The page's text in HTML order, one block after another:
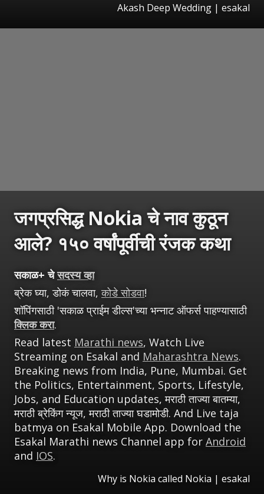
Akash Deep Wedding | esakal
जगप्रसिद्ध Nokia चे नाव कुठून
आले? १५० वर्षांपूर्वीची रंजक कथा
सकाळ+ चेसदस्य व्हा
ब्रेक घ्या, डोकं चालवा,कोडे सोडवा!
शॉपिंगसाठी 'सकाळ प्राईम डील्स'च्या भन्नाट ऑफर्स पाहण्यासाठी
क्लिक करा.
Read latest Marathi news, Watch Live
Streaming on Esakal and Maharashtra News.
Breaking news from India, Pune, Mumbai. Get
the Politics, Entertainment, Sports, Lifestyle,
Jobs, and Education updates, मराठी ताज्या बातम्या,
मराठी ब्रेकिंग न्यूज, मराठी ताज्या घडामोडी. And Live taja
batmya on Esakal Mobile App. Download the
Esakal Marathi news Channel app for Android
and IOS.
Why is Nokia called Nokia | esakal